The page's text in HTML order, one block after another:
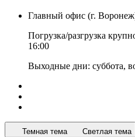
Главный офис (г.
Погрузка/разгрузка
16:00
Выходные дни: суббота,
Темная тема Светлая тема